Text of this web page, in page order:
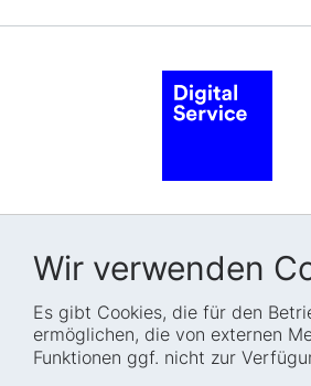
Wir verwenden
Es gibt Cookies, die für den
ermöglichen, die von externen
Funktionen ggf. nicht zur